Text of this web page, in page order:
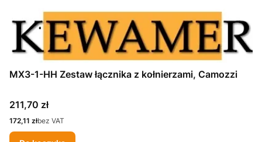
MX3-1-HH Zestaw łącznika z kołnierzami, Camozzi
Cena
211,70 zł
Cena
172,11 złbez VAT